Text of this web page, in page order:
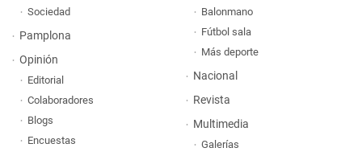
Sociedad
Pamplona
Opinión
Editorial
Colaboradores
Blogs
Encuestas
Balonmano
Fútbol sala
Más deporte
Nacional
Revista
Multimedia
Galerías